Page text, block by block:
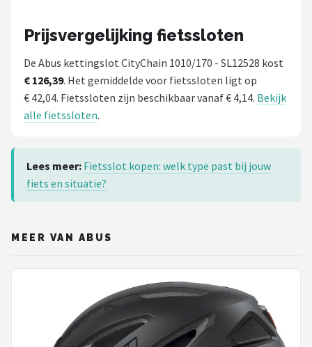
Prijsvergelijking fietssloten
De Abus kettingslot CityChain 1010/170 - SL12528 kost
€ 126,39. Het gemiddelde voor fietssloten ligt op
€ 42,04. Fietssloten zijn beschikbaar vanaf € 4,14. Bekijk
alle fietssloten.
Lees meer: Fietsslot kopen: welk type past bij jouw
fiets en situatie?
MEER VAN ABUS